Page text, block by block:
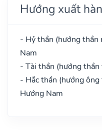
Hướng xuất
- Hỷ thần (hướng thần
Nam
- Tài thần (hướng
- Hắc thần (hướng
Hướng Nam